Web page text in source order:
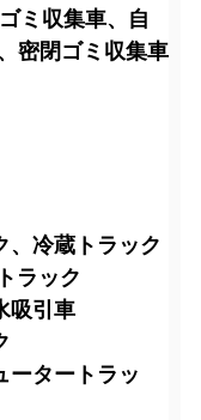
ミ収集車、自
密閉ゴミ収集車
、冷蔵トラック
ラック
吸引車
ータートラッ